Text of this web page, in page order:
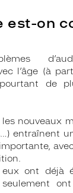
est-on
l’âge (à
de
les nouveaux
entraînent
eux ont déjà